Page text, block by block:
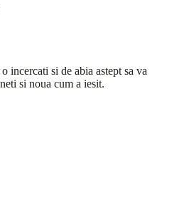
incercati si de abia astept sa va
si noua cum a iesit.